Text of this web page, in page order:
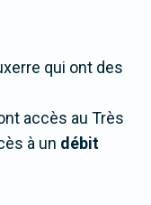
qui ont des
accès au Très
à un débit